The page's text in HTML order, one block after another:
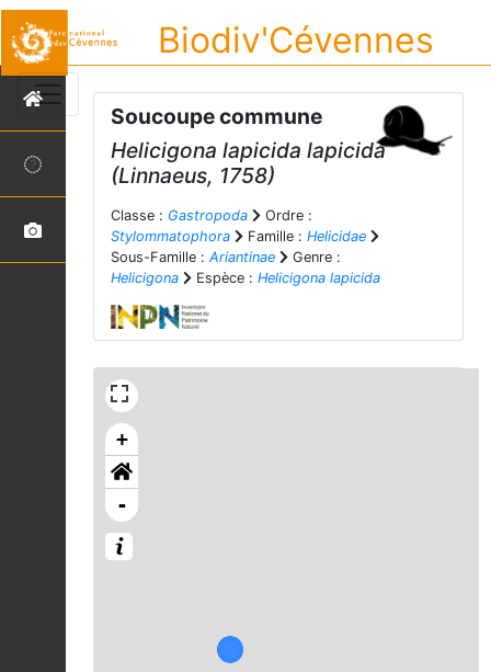
Biodiv'Cévennes
Soucoupe commune
Helicigona lapicida lapicida
(Linnaeus, 1758)
Classe : Gastropoda
Ordre :
Stylommatophora
Famille : Helicidae
Sous-Famille : Ariantinae
Genre :
Helicigona
Espèce : Helicigona lapicida
+
-